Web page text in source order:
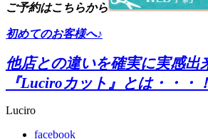
ご予約はこちらから
初めてのお客様へ♪
他店との違いを確実に実感出
『Luciroカット』とは・・・
Luciro
facebook